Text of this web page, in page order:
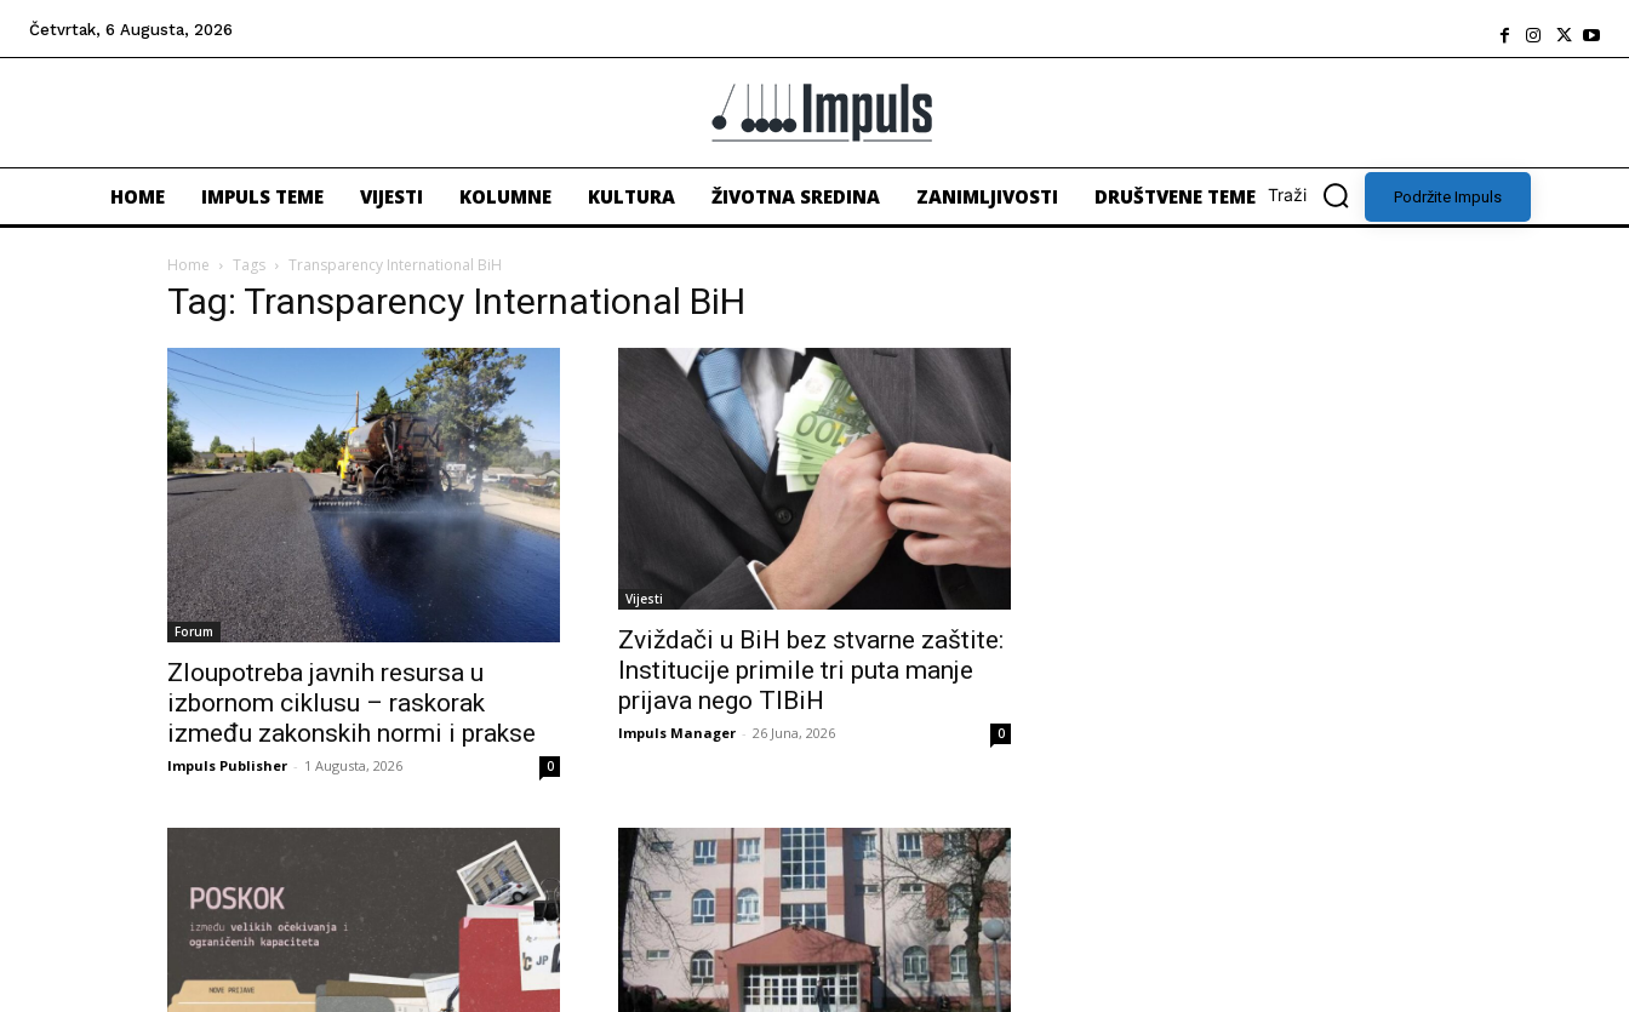
Četvrtak, 6 Augusta, 2026
HOME IMPULS TEME VIJESTI KOLUMNE KULTURA ŽIVOTNA SREDINA ZANIMLJIVOSTI DRUŠTVENE TEME Traži Podržite Impuls
Home Tags Transparency International BiH
Tag: Transparency International BiH
Forum
Zloupotreba javnih resursa u
izbornom ciklusu – raskorak
između zakonskih normi i prakse
Impuls Publisher - 1 Augusta, 2026 0
Vijesti
Zviždači u BiH bez stvarne zaštite:
Institucije primile tri puta manje
prijava nego TIBiH
Impuls Manager - 26 Juna, 2026 0